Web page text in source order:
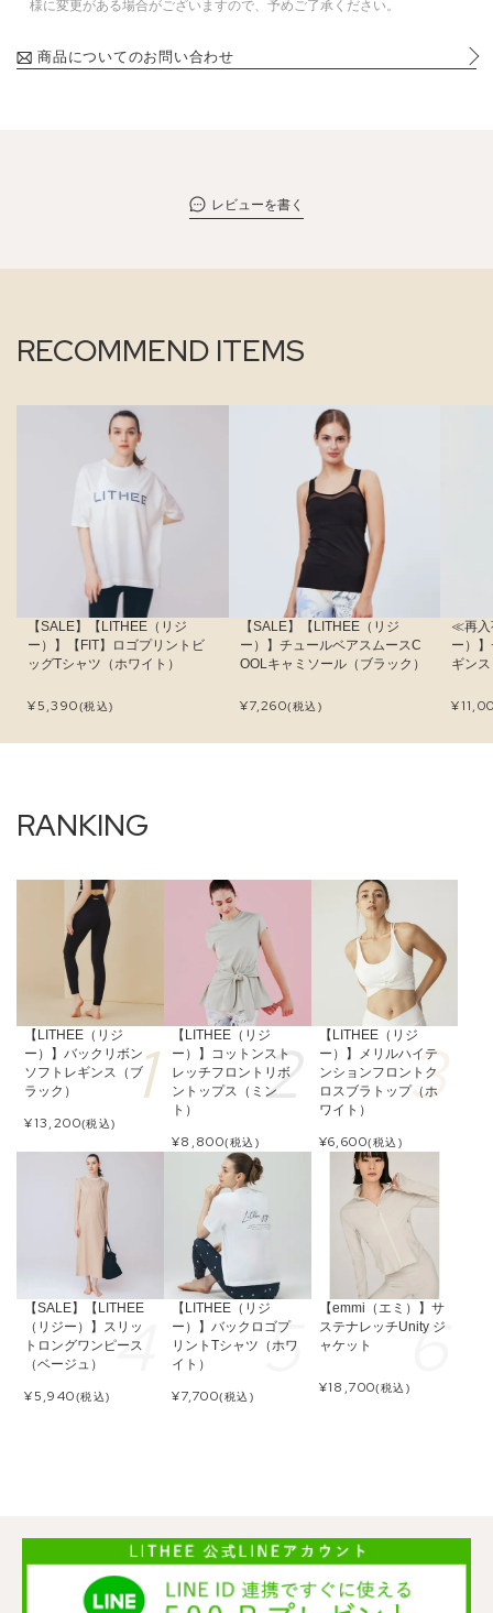
様に変更がある場合がございますので、予めご了承ください。
商品についてのお問い合わせ
レビューを書く
RECOMMEND ITEMS
【SALE】【LITHEE（リジ
ー）】【FIT】ロゴプリントビ
ッグTシャツ（ホワイト）
¥5,390(税込)
【SALE】【LITHEE（リジ
ー）】チュールベアスムースC
OOLキャミソール（ブラック）
¥7,260(税込)
≪再入
ー）
ギン
¥
【LITHEE（リジ
ー）】バックリボン
ソフトレギンス（ブ
ラック）
¥13,200(税込)
【LITHEE（リジ
ー）】コットンスト
レッチフロントリボ
ントップス（ミン
ト）
¥8,800(税込)
【LITHEE（リジ
ー）】メリルハイテ
ンションフロントク
ロスブラトップ（ホ
ワイト）
¥6,600(税込)
【SALE】【LITHEE
（リジー）】スリッ
トロングワンピース
（ベージュ）
¥5,940(税込)
【LITHEE（リジ
ー）】バックロゴプ
リントTシャツ（ホワ
イト）
¥7,700(税込)
【emmi（エミ）】サ
ステナレッチUnity ジ
ャケット
¥18,700(税込)